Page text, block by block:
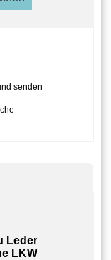
senden
Leder
LKW